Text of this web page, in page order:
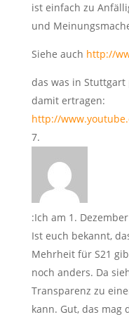
ist einfach zu
und
Siehe auch http://
das was in
damit ertragen:
http://
:Ich am 1.
Ist euch bekannt,
Mehrheit für S21
noch anders. Da
Transparenz zu
kann. Gut, das mag